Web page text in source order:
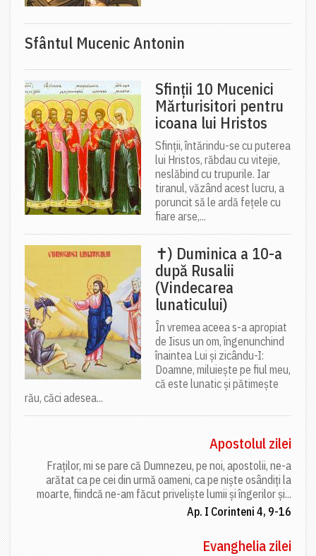
Sfântul Mucenic Antonin
Sfinții 10 Mucenici
Mărturisitori pentru
icoana lui Hristos
Sfinții, întărindu-se cu puterea
lui Hristos, răbdau cu vitejie,
neslăbind cu trupurile. Iar
tiranul, văzând acest lucru, a
poruncit să le ardă fețele cu
fiare arse,...
✝) Duminica a 10-a
după Rusalii
(Vindecarea
lunaticului)
În vremea aceea s-a apropiat
de Iisus un om, îngenunchind
înaintea Lui și zicându-I:
Doamne, miluiește pe fiul meu,
că este lunatic și pătimește
rău, căci adesea...
Apostolul zilei
Fraților, mi se pare că Dumnezeu, pe noi, apostolii, ne-a
arătat ca pe cei din urmă oameni, ca pe niște osândiți la
moarte, fiindcă ne-am făcut priveliște lumii și îngerilor și...
Ap. I Corinteni 4, 9-16
Evanghelia zilei